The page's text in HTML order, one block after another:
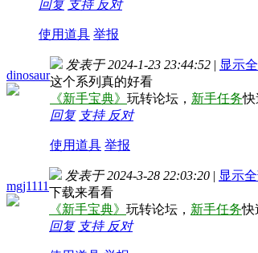
回复 支持 反对
使用道具 举报
dinosaur
发表于 2024-1-23 23:44:52 | 显示
这个系列真的好看
《新手宝典》 玩转论坛， 新手任务快
回复 支持 反对
使用道具 举报
mgj1111
发表于 2024-3-28 22:03:20 | 显示
下载来看看
《新手宝典》 玩转论坛， 新手任务快
回复 支持 反对